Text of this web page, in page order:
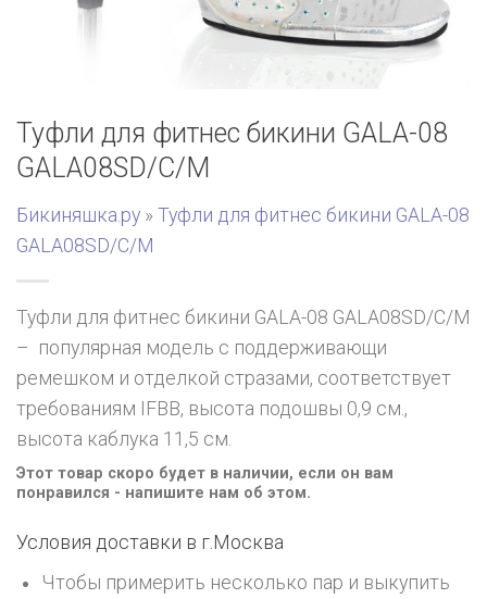
Туфли для фитнес бикини GALA-08
GALA08SD/C/M
Бикиняшка.ру » Туфли для фитнес бикини GALA-08
GALA08SD/C/M
Туфли для фитнес бикини GALA-08 GALA08SD/C/M
– популярная модель с поддерживающи
ремешком и отделкой стразами, соответствует
требованиям IFBB, высота подошвы 0,9 см.,
высота каблука 11,5 см.
Этот товар скоро будет в наличии, если он вам
понравился - напишите нам об этом.
Условия доставки в г. Москва
Чтобы примерить несколько пар и выкупить